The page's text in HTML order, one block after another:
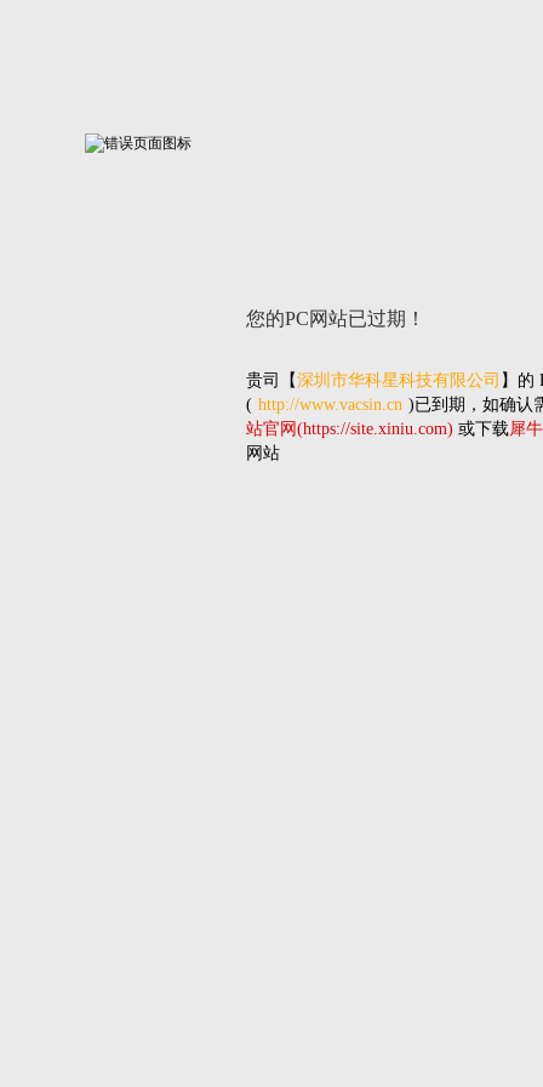
您的PC网站已过期！
贵司 【深圳市华科星科技有限公司 】的
( http://www.vacsin.cn )已到期，如确认
站官网(https://site.xiniu.com) 或下载犀
网站